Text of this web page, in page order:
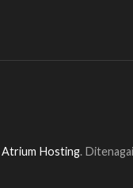
Atrium Hosting.